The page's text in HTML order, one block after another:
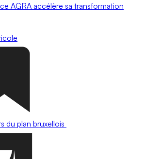
AGRA accélère sa transformation
du plan bruxellois